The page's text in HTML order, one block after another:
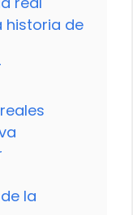
historia de
la